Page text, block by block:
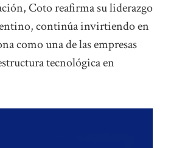
Coto reafirma su liderazgo
continúa invirtiendo en
como una de las empresas
tecnológica en